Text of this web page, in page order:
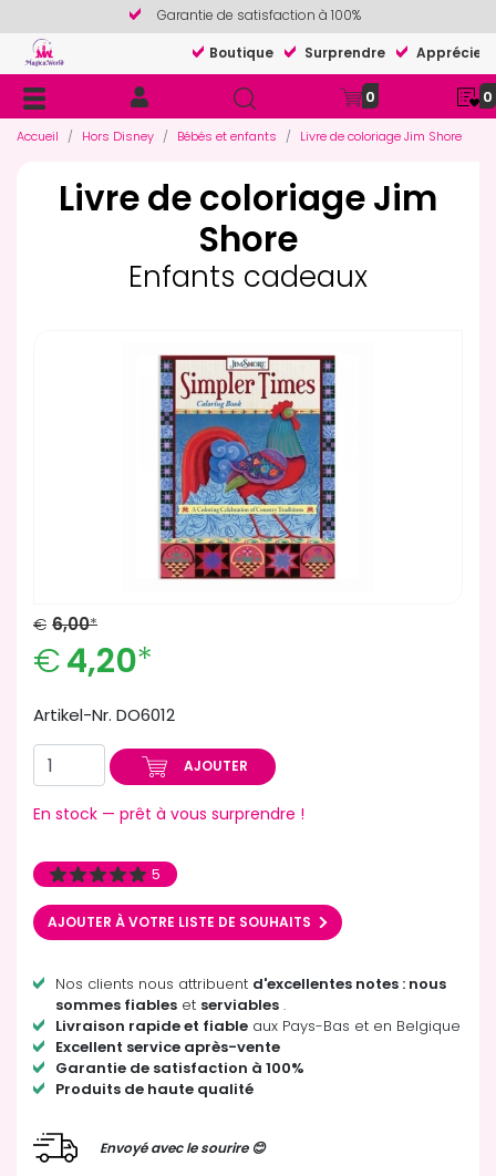
Garantie de satisfaction à 100%
Boutique
Surprendre Apprécier
0 0
Accueil Hors Disney Bébés et enfants Livre de coloriage Jim Shore
Livre de coloriage Jim
Shore
Enfants cadeaux
€ 6,00*
€4,20*
Artikel-Nr. DO6012
AJOUTER
En stock — prêt à vous surprendre !
5
AJOUTER À VOTRE LISTE DE SOUHAITS
Nos clients nous attribuent d'excellentes notes : nous
sommes fiables et serviables .
Livraison rapide et fiable aux Pays-Bas et en Belgique
Excellent service après-vente
Garantie de satisfaction à 100%
Produits de haute qualité
Envoyé avec le sourire 😊